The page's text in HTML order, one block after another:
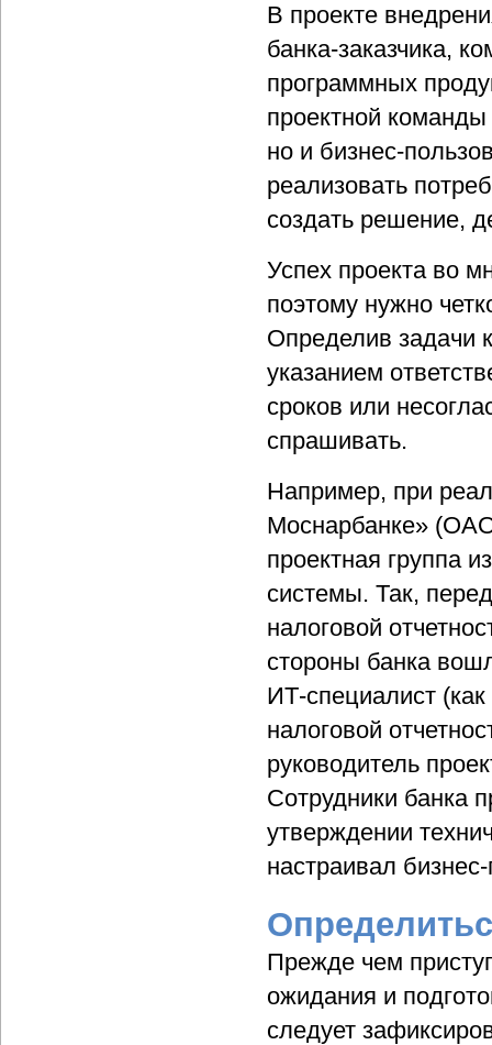
В проекте
банка-заказчика,
программных
проектной
но и бизнес-
реализовать
создать решение,
Успех проекта во
поэтому нужно
Определив задачи
указанием
сроков или
спрашивать.
Например, при
Моснарбанке»
проектная группа
системы. Так,
налоговой
стороны банка
ИТ-специалист (как
налоговой
руководитель
Сотрудники банка
утверждении
настраивал
Прежде чем
ожидания и
следует